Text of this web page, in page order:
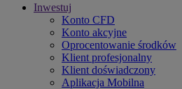
Inwestuj
Konto CFD
Konto akcyjne
Oprocentowanie środków
Klient profesjonalny
Klient doświadczony
Aplikacja Mobilna